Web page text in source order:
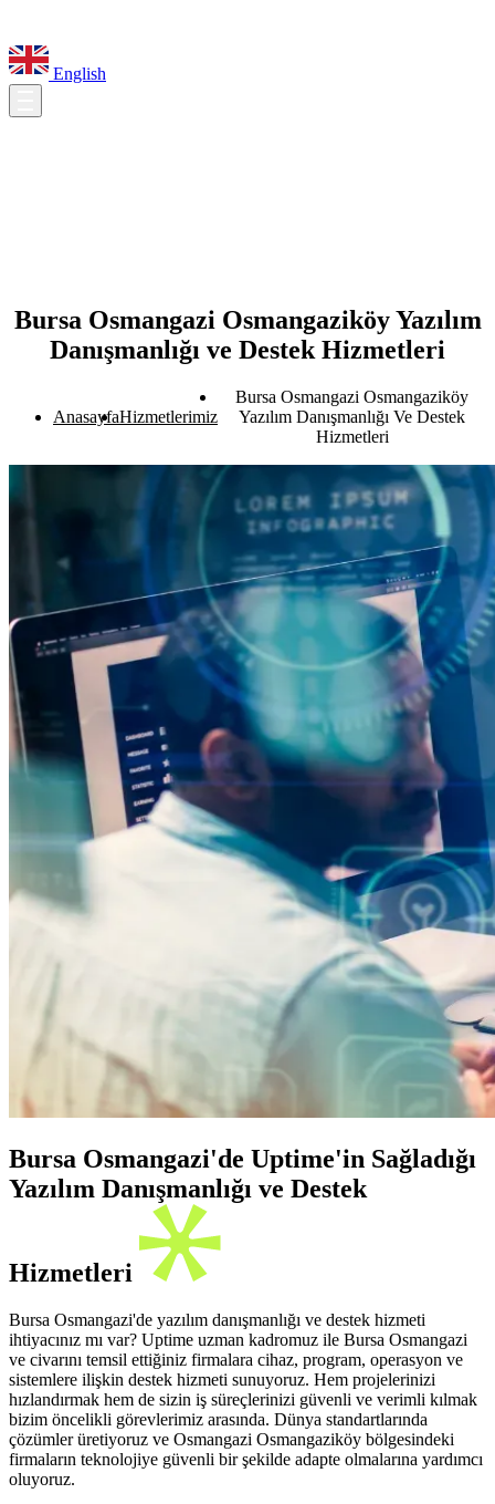
English
Bursa Osmangazi Osmangaziköy Yazılım
Danışmanlığı ve Destek Hizmetleri
AnasayfaHizmetlerimiz
Bursa Osmangazi Osmangaziköy
Yazılım Danışmanlığı Ve Destek
Hizmetleri
Bursa Osmangazi'de Uptime'in Sağladığı
Yazılım Danışmanlığı ve Destek
Hizmetleri
Bursa Osmangazi'de yazılım danışmanlığı ve destek hizmeti
ihtiyacınız mı var? Uptime uzman kadromuz ile Bursa Osmangazi
ve civarını temsil ettiğiniz firmalara cihaz, program, operasyon ve
sistemlere ilişkin destek hizmeti sunuyoruz. Hem projelerinizi
hızlandırmak hem de sizin iş süreçlerinizi güvenli ve verimli kılmak
bizim öncelikli görevlerimiz arasında. Dünya standartlarında
çözümler üretiyoruz ve Osmangazi Osmangaziköy bölgesindeki
firmaların teknolojiye güvenli bir şekilde adapte olmalarına yardımcı
oluyoruz.